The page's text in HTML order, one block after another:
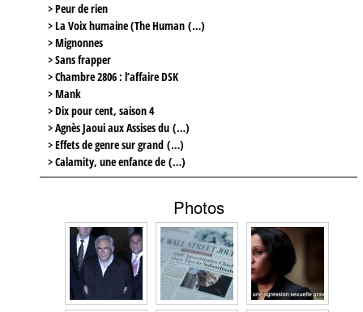
> Peur de rien
> La Voix humaine (The Human (…)
> Mignonnes
> Sans frapper
> Chambre 2806 : l’affaire DSK
> Mank
> Dix pour cent, saison 4
> Agnès Jaoui aux Assises du (…)
> Effets de genre sur grand (…)
> Calamity, une enfance de (…)
Photos